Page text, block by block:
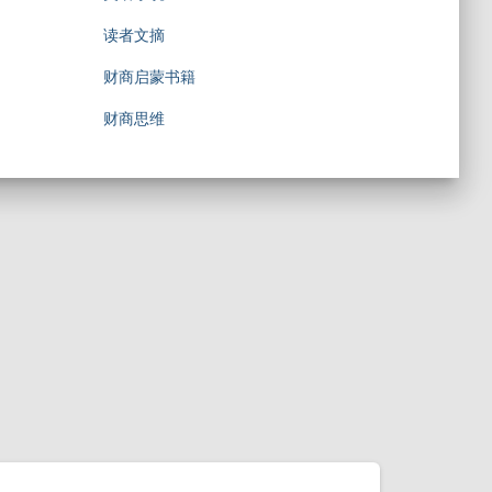
读者文摘
财商启蒙书籍
财商思维